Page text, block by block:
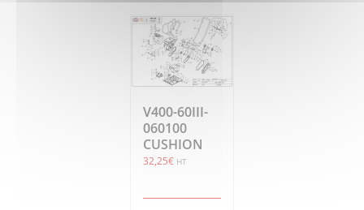
V400-60III-
060100
CUSHION
32,25€ HT